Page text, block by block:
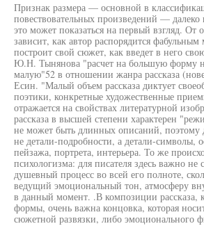
Признак размера — основной в
повествовательных произведений —
это может показаться на первый взгляд. От
зависит, как автор распорядится
построит свой сюжет, как введет в него
Ю.Н. Тынянова "расчет на большую форму
малую"52 в отношении жанра рассказа
Есин. "Малый объем рассказа диктует
поэтики, конкретные художественные
отражается на свойствах литературной
рассказа в высшей степени характерен
не может быть длинных описаний, поэтому
не детали-подробности, а детали-символы,
пейзажа, портрета, интерьера. То же
психологизма: для писателя здесь важно не
душевный процесс во всей его полноте,
ведущий эмоциональный тон, атмосферу
в данный момент. .В композиции рассказа,
формы, очень важна концовка, которая
сюжетной развязки, либо эмоционального